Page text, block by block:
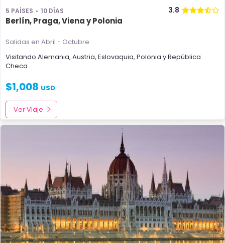
5 PAÍSES 10 DÍAS 3.8
Berlín, Praga, Viena y Polonia
Salidas en Abril - Octubre
Visitando Alemania, Austria, Eslovaquia, Polonia yRepública
Checa
$1,008 USD
Ver Viaje